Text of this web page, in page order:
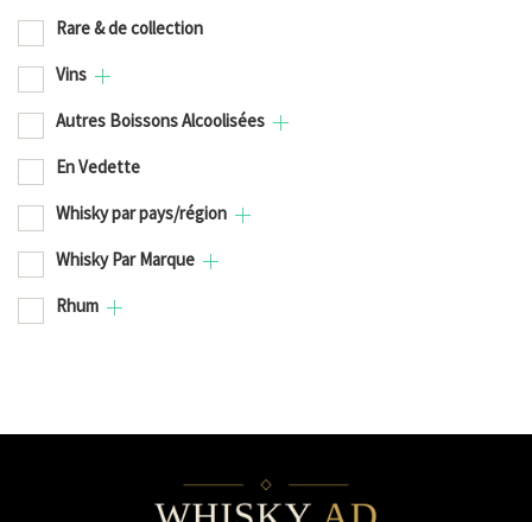
Rare & de collection
Vins
Autres Boissons Alcoolisées
En Vedette
Whisky par pays/région
Whisky Par Marque
Rhum